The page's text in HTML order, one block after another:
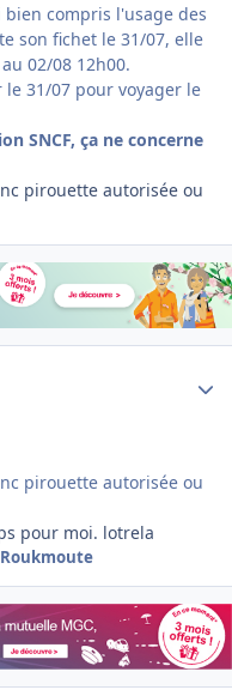
bien compris l'usage des
son fichet le 31/07, elle
02/08 12h00.
31/07 pour voyager le
SNCF, ça ne concerne
pirouette autorisée ou
pirouette autorisée ou
pour moi. lotrela